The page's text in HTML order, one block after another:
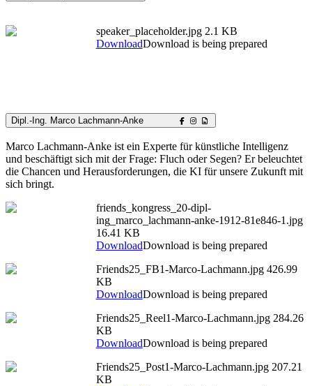
speaker_placeholder.jpg 2.1 KB
DownloadDownload is being prepared
Dipl.-Ing. Marco Lachmann-Anke
Marco Lachmann-Anke ist ein Experte für künstliche Intelligenz
und beschäftigt sich mit der Frage: Fluch oder Segen? Er beleuchtet
die Chancen und Herausforderungen, die KI für unsere Zukunft mit
sich bringt.
friends_kongress_20-dipl-
ing_marco_lachmann-anke-1912-81e846-1.jpg
16.41 KB
DownloadDownload is being prepared
Friends25_FB1-Marco-Lachmann.jpg 426.99
KB
DownloadDownload is being prepared
Friends25_Reel1-Marco-Lachmann.jpg 284.26
KB
DownloadDownload is being prepared
Friends25_Post1-Marco-Lachmann.jpg 207.21
KB